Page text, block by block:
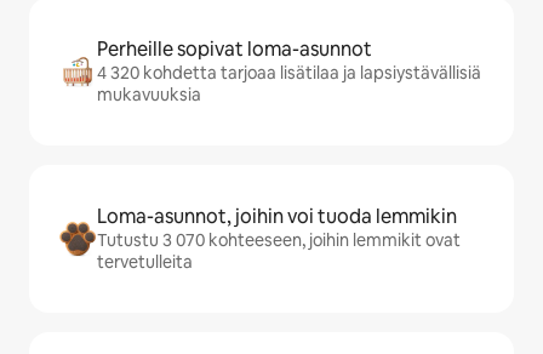
Perheille sopivat loma-asunnot
4 320 kohdetta tarjoaa lisätilaa ja lapsiystävällisiä
mukavuuksia
Loma-asunnot, joihin voi tuoda lemmikin
Tutustu 3 070 kohteeseen, joihin lemmikit ovat
tervetulleita